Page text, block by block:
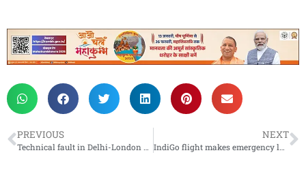
PREVIOUS
Technical fault in Delhi-London flight : दिल्ली-लंदन फ्लाइट में तकनीकी खराबी, पायलट ने इस्तांबुल एयरपोर्ट पर की इमरजेंसी लैंडिंग
NEXT
IndiGo flight makes emergency landing at Indore airport : इंदौर एयरपोर्ट पर इंडिगो फ्लाइट की आपात लैंडिंग, उड़ानें रद्द